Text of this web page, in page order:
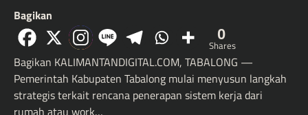
Bagikan
0
Shares
Bagikan KALIMANTANDIGITAL.COM, TABALONG —
Pemerintah Kabupaten Tabalong mulai menyusun langkah
strategis terkait rencana penerapan sistem kerja dari